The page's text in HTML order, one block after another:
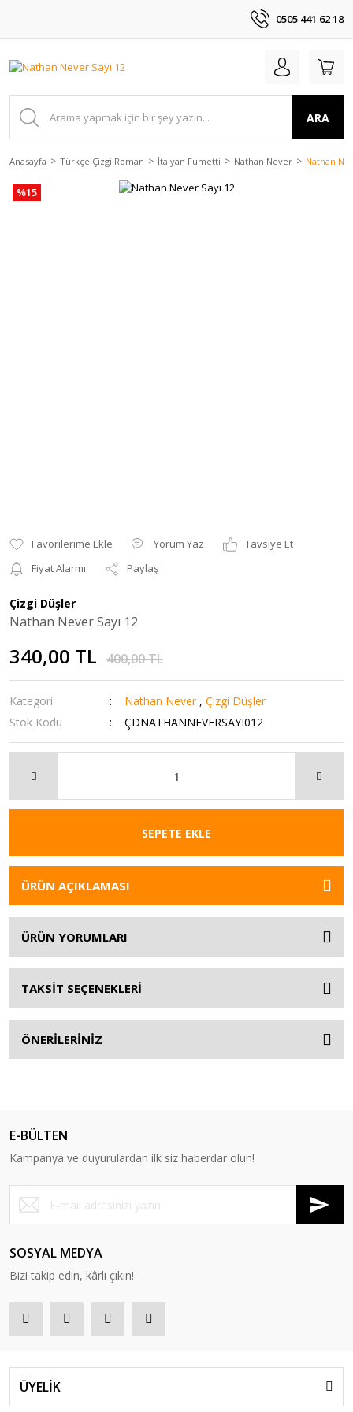
0505 441 62 18
ARA
Anasayfa Türkçe Çizgi Roman İtalyan Fumetti Nathan Never Nathan
%15
Yorum Yaz
Tavsiye Et
Fiyat Alarmı
Paylaş
Çizgi Düşler
Nathan Never Sayı 12
340,00 TL 400,00 TL
Kategori Nathan Never ,Çizgi Düşler
Stok Kodu
ÇDNATHANNEVERSAYI012
SEPETE EKLE
ÜRÜN AÇIKLAMASI
ÜRÜN YORUMLARI
TAKSİT SEÇENEKLERİ
ÖNERİLERİNİZ
E-BÜLTEN
Kampanya ve duyurulardan ilk siz haberdar olun!
SOSYAL MEDYA
Bizi takip edin, kârlı çıkın!
ÜYELİK